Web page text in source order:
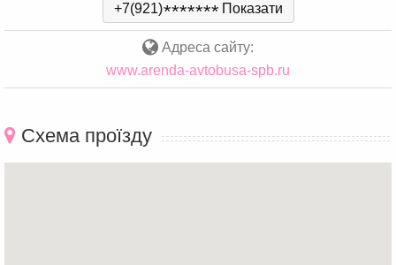
+7(921)******* Показати
Адреса сайту:
www.arenda-avtobusa-spb.ru
Схема проїзду